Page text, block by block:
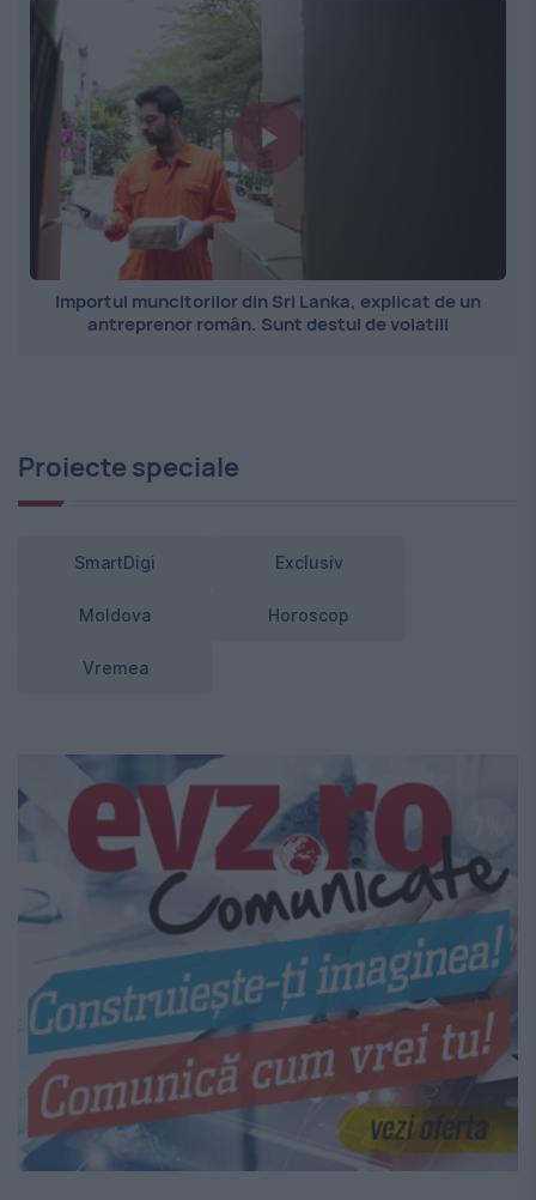
Importul muncitorilor din Sri Lanka, explicat de un
antreprenor român. Sunt destul de volatili
Proiecte speciale
SmartDigi Exclusiv
Moldova Horoscop
Vremea